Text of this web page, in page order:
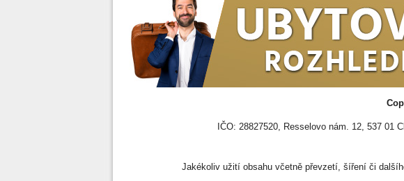
IČO: 28827520, Resselovo nám. 12, 537 01
Jakékoliv užití obsahu včetně převzetí, šíření či